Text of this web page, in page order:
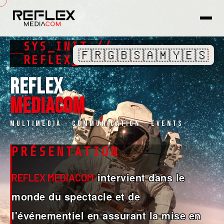
SYS_INIT //
REFLEX_MEDIACOM
REFLEX
MEDIACOM
Multimédia · Communication · Events
PRÉSENTATION
REFLEX MEDIACOMintervient dans le
monde du spectacle et de
l'événementiel en assurant la mise en
🇫🇷🇬🇧🇸🇦🇲🇾🇪🇸